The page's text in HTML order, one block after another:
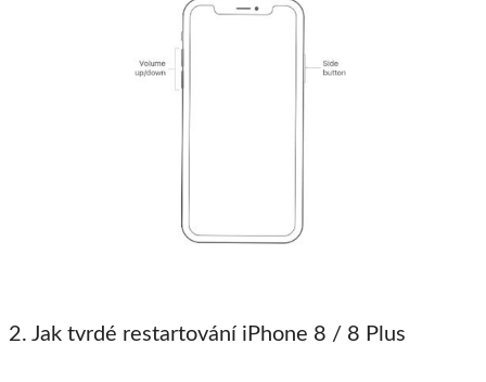
2. Jak tvrdé restartování iPhone 8 / 8 Plus